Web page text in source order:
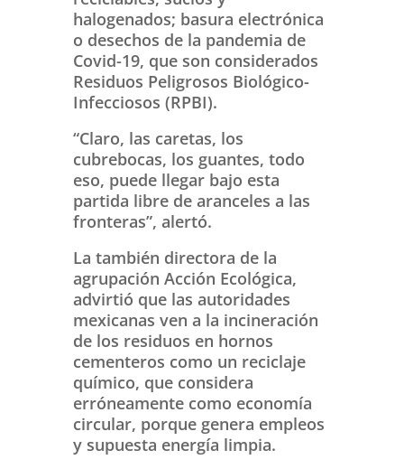
halogenados; basura electrónica
o desechos de la pandemia de
Covid-19, que son considerados
Residuos Peligrosos Biológico-
Infecciosos (RPBI).
“Claro, las caretas, los
cubrebocas, los guantes, todo
eso, puede llegar bajo esta
partida libre de aranceles a las
fronteras”, alertó.
La también directora de la
agrupación Acción Ecológica,
advirtió que las autoridades
mexicanas ven a la incineración
de los residuos en hornos
cementeros como un reciclaje
químico, que considera
erróneamente como economía
circular, porque genera empleos
y supuesta energía limpia.